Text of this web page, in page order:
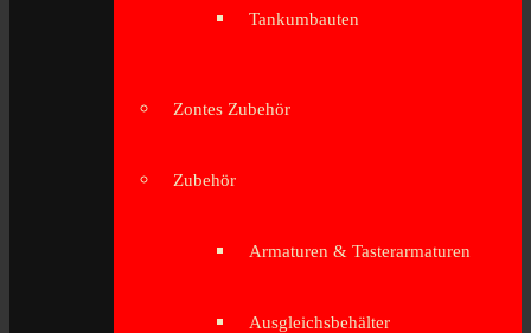
Tankumbauten
Zontes Zubehör
Zubehör
Armaturen & Tasterarmaturen
Ausgleichsbehälter